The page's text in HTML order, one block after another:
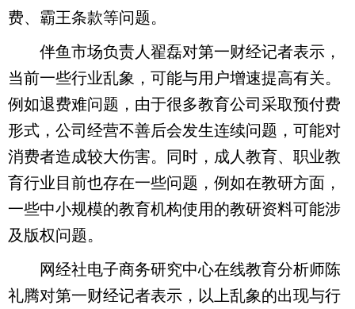
费、霸王条款等问题。
伴鱼市场负责人翟磊对第一财经记者表示，
当前一些行业乱象，可能与用户增速提高有关。
例如退费难问题，由于很多教育公司采取预付费
形式，公司经营不善后会发生连续问题，可能对
消费者造成较大伤害。同时，成人教育、职业教
育行业目前也存在一些问题，例如在教研方面，
一些中小规模的教育机构使用的教研资料可能涉
及版权问题。
网经社电子商务研究中心在线教育分析师陈
礼腾对第一财经记者表示，以上乱象的出现与行